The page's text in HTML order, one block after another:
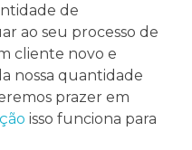
de
ao seu processo de
cliente novo e
nossa quantidade
prazer em
isso funciona para